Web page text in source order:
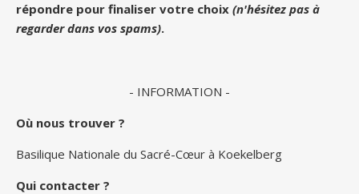
répondre pour finaliser votre choix (n'hésitez pas à
regarder dans vos spams).
- INFORMATION -
Où nous trouver ?
Basilique Nationale du Sacré-Cœur à Koekelberg
Qui contacter ?